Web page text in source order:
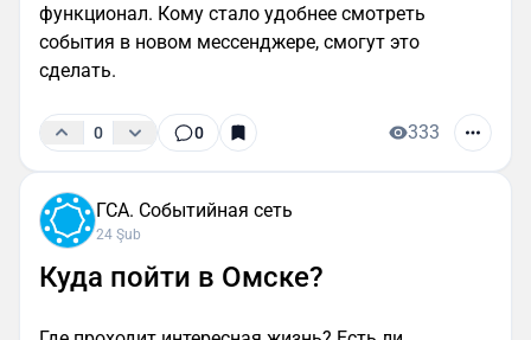
функционал. Кому стало удобнее смотреть
события в новом мессенджере, смогут это
сделать.
0 0 333
ГСА. Событийная сеть
24 Şub
Куда пойти в Омске?